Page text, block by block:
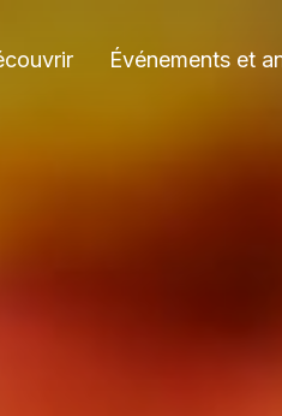
Événements et